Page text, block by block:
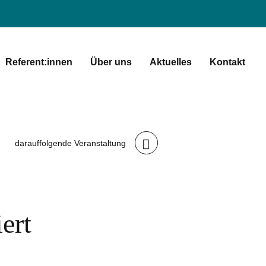
Referent:innen Über uns Aktuelles Kontakt
darauffolgende Veranstaltung